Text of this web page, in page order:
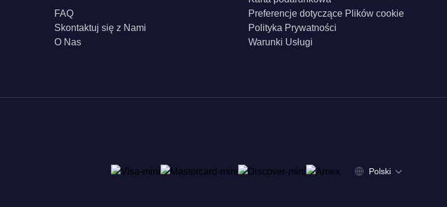
FAQ
Skontaktuj się z Nami
O Nas
Preferencje dotyczące Plików cookie
Polityka Prywatności
Warunki Usługi
Polski